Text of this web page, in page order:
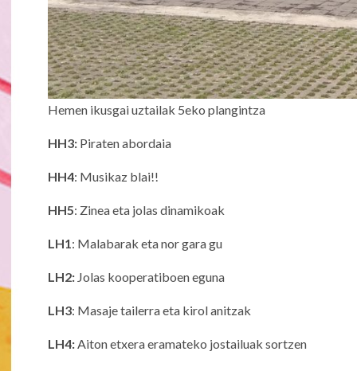
Hemen ikusgai uztailak 5eko plangintza
HH3: Piraten abordaia
HH4: Musikaz blai!!
HH5: Zinea eta jolas dinamikoak
LH1: Malabarak eta nor gara gu
LH2: Jolas kooperatiboen eguna
LH3: Masaje tailerra eta kirol anitzak
LH4:Aiton etxera eramateko jostailuak sortzen